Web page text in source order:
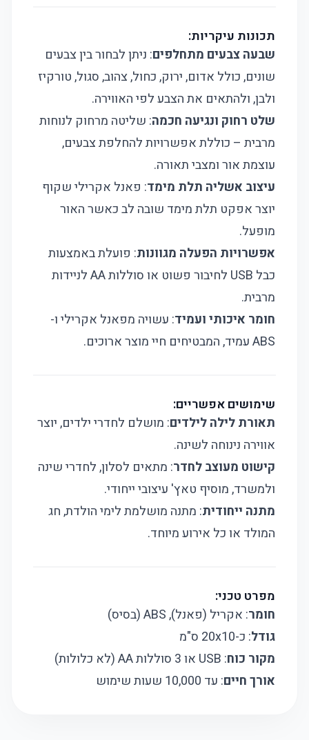
תכונות עיקריות:
שבעה צבעים מתחלפים: ניתן לבחור בין צבעים
שונים, כולל אדום, ירוק, כחול, צהוב, סגול, טורקיז
ולבן, ולהתאים את הצבע לפי האווירה.
שלט רחוק ונגיעה חכמה: שליטה מרחוק לנוחות
מרבית – כוללת אפשרויות להחלפת צבעים,
עוצמת אור ומצבי תאורה.
עיצוב אשליה תלת מימד: פאנל אקרילי שקוף
יוצר אפקט תלת מימד שובה לב כאשר האור
מופעל.
אפשרויות הפעלה מגוונות: פועלת באמצעות
כבל USB לחיבור פשוט או סוללות AA לניידות
מרבית.
חומר איכותי ועמיד: עשויה מפאנל אקרילי ו-
ABS עמיד, המבטיחים חיי מוצר ארוכים.
שימושים אפשריים:
תאורת לילה לילדים: מושלם לחדרי ילדים, יוצר
אווירה נינוחה לשינה.
קישוט מעוצב לחדר: מתאים לסלון, לחדרי שינה
ולמשרד, מוסיף טאץ' עיצובי ייחודי.
מתנה ייחודית: מתנה מושלמת לימי הולדת, חג
המולד או כל אירוע מיוחד.
מפרט טכני:
חומר: אקריל (פאנל), ABS (בסיס)
גודל: כ-20x10 ס"מ
מקור כוח: USB או 3 סוללות AA (לא כלולות)
אורך חיים: עד 10,000 שעות שימוש